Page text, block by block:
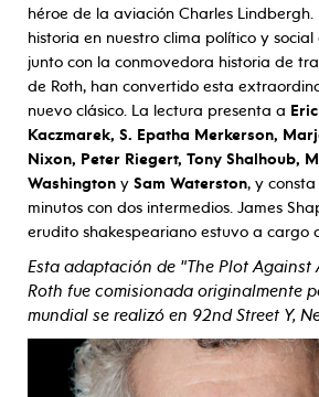
héroe de la aviación Charles
historia en nuestro clima político y
junto con la conmovedora historia de
de Roth, han convertido esta
nuevo clásico. La lectura presenta a
Kaczmarek, S. Epatha Merkerson,
Nixon, Peter Riegert, Tony Shalhoub,
Washington y Sam Waterston, y
minutos con dos intermedios. James
erudito shakespeariano estuvo a cargo
Esta adaptación de "The Plot Against
Roth fue comisionada originalmente
mundial se realizó en 92nd Street Y,